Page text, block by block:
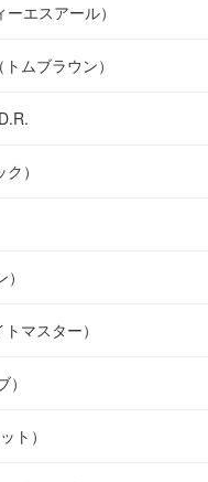
エスアール）
ムブラウン）
）
マスター）
ト）